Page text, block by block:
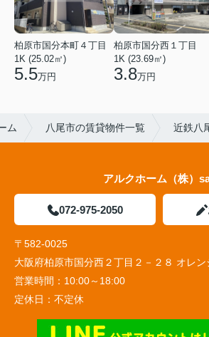
柏原市国分本町４丁目
1K (25.02㎡)
5.5万円
柏原市国分西１丁目
1K (23.69㎡)
3.8万円
ム 八尾市の賃貸物件一覧 近鉄八
アルクホーム（株）
072-975-2050
〒582-0025
大阪府柏原市国分西２丁目２－２８ オレ
営業時間： 10:00～18:00
定休日： 不定休